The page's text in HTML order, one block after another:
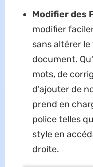
Modifier des
modifier
sans altérer
document.
mots, de
d'ajouter de
prend en
police telles
style en
droite.